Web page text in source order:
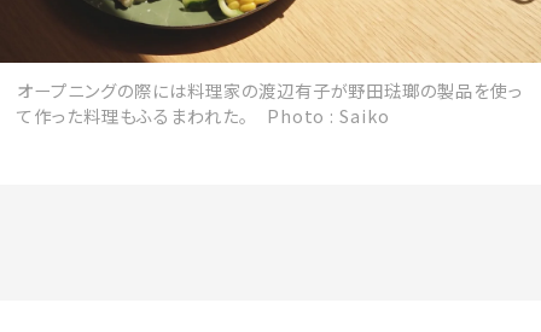
オープニングの際には料理家の渡辺有子が野田琺瑯の製品を使っ
て作った料理もふるまわれた。 Photo : Saiko